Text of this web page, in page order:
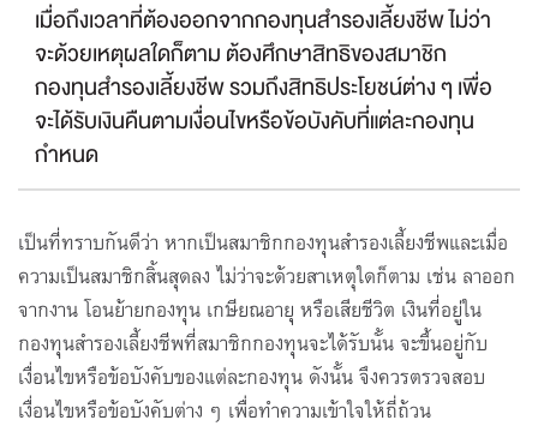
เมื่อถึงเวลาที่ต้องออกจากกองทุนสำรองเลี้ยงชีพ ไม่ว่า
จะด้วยเหตุผลใดก็ตาม ต้องศึกษาสิทธิของสมาชิก
กองทุนสำรองเลี้ยงชีพ รวมถึงสิทธิประโยชน์ต่าง ๆ เพื่อ
จะได้รับเงินคืนตามเงื่อนไขหรือข้อบังคับที่แต่ละกองทุน
กำหนด
เป็นที่ทราบกันดีว่า หากเป็นสมาชิกกองทุนสำรองเลี้ยงชีพและเมื่อ
ความเป็นสมาชิกสิ้นสุดลง ไม่ว่าจะด้วยสาเหตุใดก็ตาม เช่น ลาออก
จากงาน โอนย้ายกองทุน เกษียณอายุ หรือเสียชีวิต เงินที่อยู่ใน
กองทุนสำรองเลี้ยงชีพที่สมาชิกกองทุนจะได้รับนั้น จะขึ้นอยู่กับ
เงื่อนไขหรือข้อบังคับของแต่ละกองทุน ดังนั้น จึงควรตรวจสอบ
เงื่อนไขหรือข้อบังคับต่าง ๆ เพื่อทำความเข้าใจให้ถี่ถ้วน